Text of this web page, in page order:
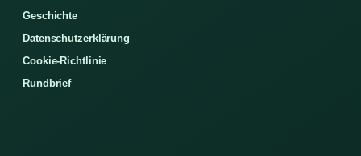
Geschichte
Datenschutzerklärung
Cookie-Richtlinie
Rundbrief